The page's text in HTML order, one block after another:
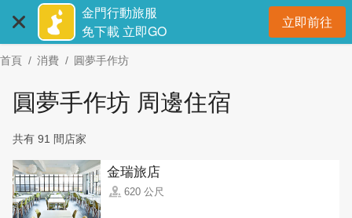
主
要
金門行動旅服
免下載 立即GO
立即前往開
首頁 消費 圓夢手作坊
圓夢手作坊 周邊住宿
共有 91 間店家
金瑞旅店
620 公尺